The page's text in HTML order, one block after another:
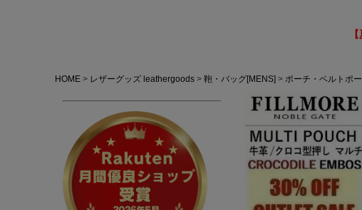
HOME レザーグッズ leathergoods 鞄・バッグ[MENS] ポーチ・ベルトポ